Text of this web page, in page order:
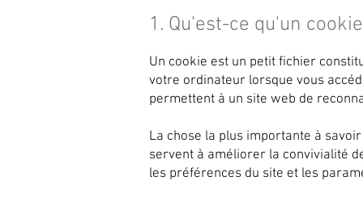
1. Qu'est-ce qu'un
Un cookie est un petit fichier
votre ordinateur lorsque vous
permettent à un site web de
La chose la plus importante à
servent à améliorer la convivialité
les préférences du site et les